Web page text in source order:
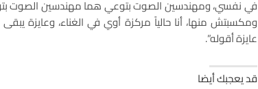
ومكسبتش منها، أنا حالياً مركزة أوي في الغناء، وعايزة
عايزة أقوله”.
قد يعجبك أيضا